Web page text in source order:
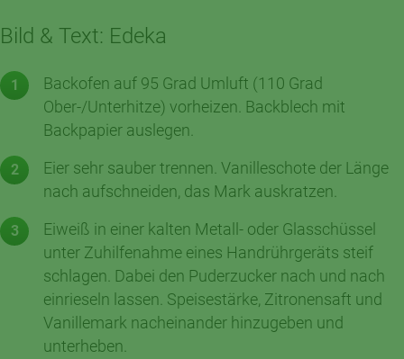
Bild & Text: Edeka
Backofen auf 95 Grad Umluft (110 Grad
Ober-/Unterhitze) vorheizen. Backblech mit
Backpapier auslegen.
Eier sehr sauber trennen. Vanilleschote der Länge
nach aufschneiden, das Mark auskratzen.
Eiweiß in einer kalten Metall- oder Glasschüssel
unter Zuhilfenahme eines Handrührgeräts steif
schlagen. Dabei den Puderzucker nach und nach
einrieseln lassen. Speisestärke, Zitronensaft und
Vanillemark nacheinander hinzugeben und
unterheben.